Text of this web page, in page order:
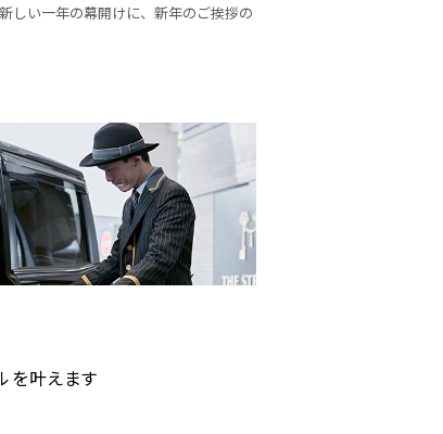
しい一年の幕開けに、新年のご挨拶の
を叶えます